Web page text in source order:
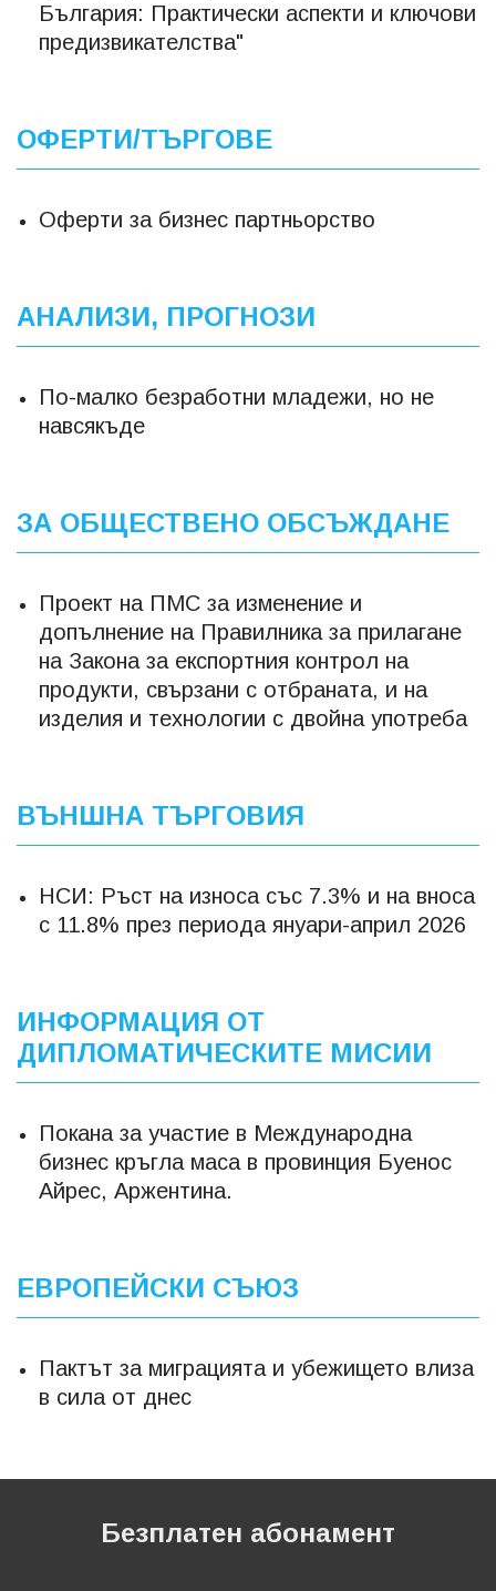
България: Практически аспекти и ключови
предизвикателства"
ОФЕРТИ/ТЪРГОВЕ
Оферти за бизнес партньорство
АНАЛИЗИ, ПРОГНОЗИ
По-малко безработни младежи, но не
навсякъде
ЗА ОБЩЕСТВЕНО ОБСЪЖДАНЕ
Проект на ПМС за изменение и
допълнение на Правилника за прилагане
на Закона за експортния контрол на
продукти, свързани с отбраната, и на
изделия и технологии с двойна употреба
ВЪНШНА ТЪРГОВИЯ
НСИ: Ръст на износа със 7.3% и на вноса
с 11.8% през периода януари-април 2026
ИНФОРМАЦИЯ ОТ
ДИПЛОМАТИЧЕСКИТЕ МИСИИ
Покана за участие в Международна
бизнес кръгла маса в провинция Буенос
Айрес, Аржентина.
ЕВРОПЕЙСКИ СЪЮЗ
Пактът за миграцията и убежището влиза
в сила от днес
Безплатен абонамент